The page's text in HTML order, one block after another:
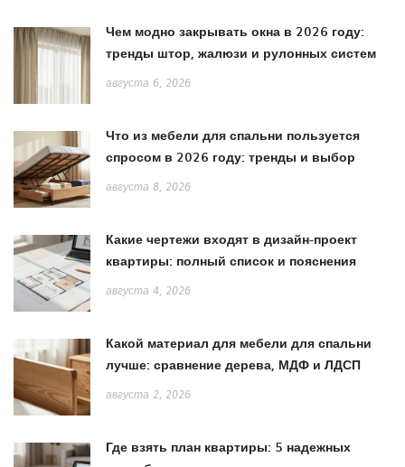
Чем модно закрывать окна в 2026 году:
тренды штор, жалюзи и рулонных систем
августа 6, 2026
Что из мебели для спальни пользуется
спросом в 2026 году: тренды и выбор
августа 8, 2026
Какие чертежи входят в дизайн-проект
квартиры: полный список и пояснения
августа 4, 2026
Какой материал для мебели для спальни
лучше: сравнение дерева, МДФ и ЛДСП
августа 2, 2026
Где взять план квартиры: 5 надежных